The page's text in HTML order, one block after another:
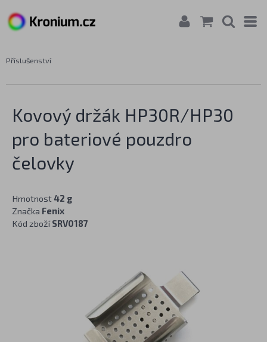
Příslušenství
Kovový držák HP30R/HP30
pro bateriové pouzdro
čelovky
Hmotnost42 g
Značka Fenix
Kód zbožíSRV0187